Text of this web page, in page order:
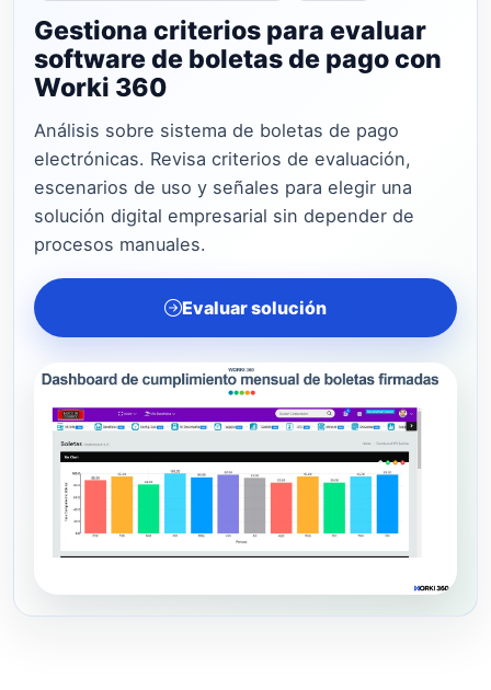
Gestiona criterios para evaluar
software de boletas de pago con
Worki 360
Análisis sobre sistema de boletas de pago
electrónicas. Revisa criterios de evaluación,
escenarios de uso y señales para elegir una
solución digital empresarial sin depender de
procesos manuales.
Evaluar solución